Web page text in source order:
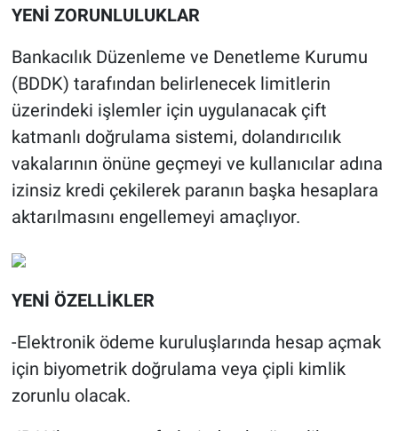
YENİ ZORUNLULUKLAR
Bankacılık Düzenleme ve Denetleme Kurumu
(BDDK) tarafından belirlenecek limitlerin
üzerindeki işlemler için uygulanacak çift
katmanlı doğrulama sistemi, dolandırıcılık
vakalarının önüne geçmeyi ve kullanıcılar adına
izinsiz kredi çekilerek paranın başka hesaplara
aktarılmasını engellemeyi amaçlıyor.
YENİ ÖZELLİKLER
-Elektronik ödeme kuruluşlarında hesap açmak
için biyometrik doğrulama veya çipli kimlik
zorunlu olacak.